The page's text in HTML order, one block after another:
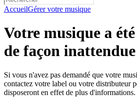
AccueilGérer votre musique
Votre musique a
de façon
Si vous n'avez pas demandé que votre
contactez votre label ou votre distributeur
disposeront en effet de plus d'informations.